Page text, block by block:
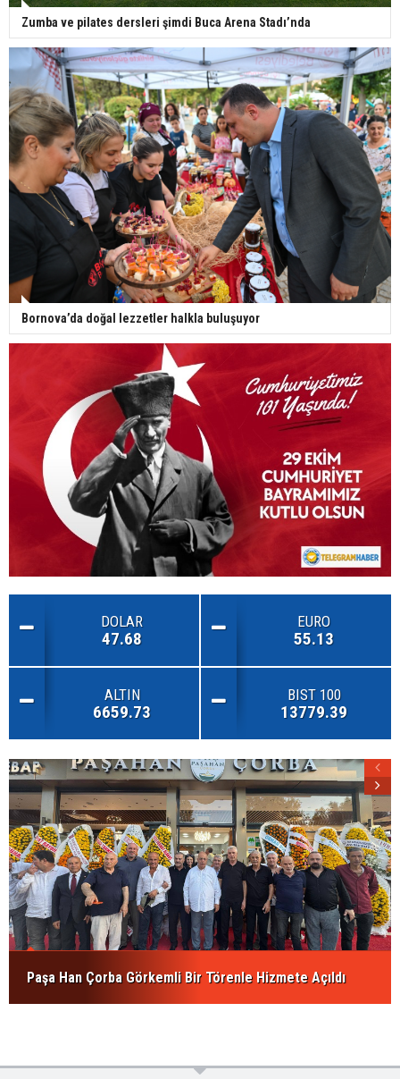
Zumba ve pilates dersleri şimdi Buca Arena Stadı’nda
Bornova’da doğal lezzetler halkla buluşuyor
DOLAR
47.68
EURO
55.13
ALTIN
6659.73
BIST 100
13779.39
Paşa Han Çorba Görkemli Bir Törenle Hizmete Açıldı